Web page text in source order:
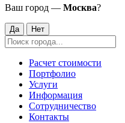
Ваш город — Москва?
Да Нет
Расчет стоимости
Портфолио
Услуги
Информация
Сотрудничество
Контакты